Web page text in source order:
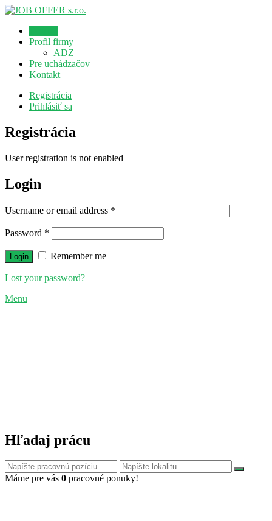
Profil firmy
ADZ
Pre uchádzačov
Kontakt
Registrácia
Prihlásiť sa
Registrácia
User registration is not enabled
Login
Username or email address *
Password *
Remember me
Lost your password?
Menu
Hľadaj prácu
Máme pre vás 0 pracovné ponuky!